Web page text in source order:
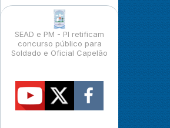
SEAD e PM - PI retificam
concurso público para
Soldado e Oficial Capelão